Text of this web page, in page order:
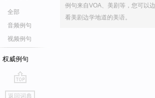
全部
音频例句
视频例句
权威例句
go
返回词典
例句来自VOA、美剧等，您可以边
看美剧边学地道的美语。